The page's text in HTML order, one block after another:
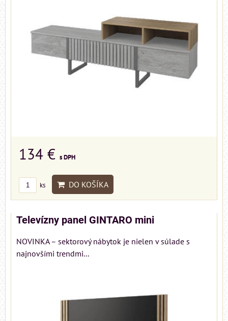
134 € s DPH
ks DO KOŠÍKA
Televízny panel GINTARO mini
NOVINKA – sektorový nábytok je nielen v súlade s
najnovšími trendmi...